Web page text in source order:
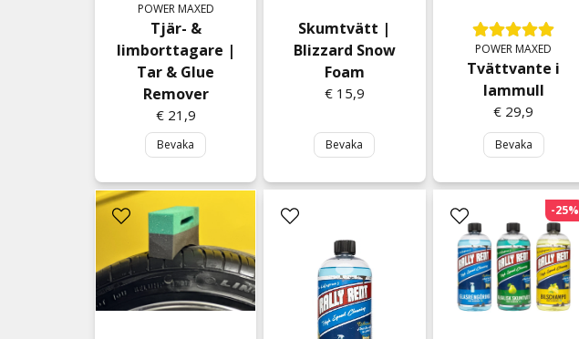
POWER MAXED
Tjär- &
limborttagare |
Tar & Glue
Remover
€ 21,9
Bevaka
Skumtvätt |
Blizzard Snow
Foam
€ 15,9
Bevaka
POWER MAXED
Tvättvante i
lammull
€ 29,9
Bevaka
-25%